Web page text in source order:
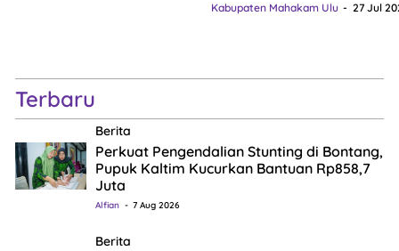
Kabupaten Mahakam Ulu 27 Jul
Terbaru
Berita
Perkuat Pengendalian Stunting di Bontang,
Pupuk Kaltim Kucurkan Bantuan Rp858,7
Juta
Alfian 7 Aug 2026
Berita